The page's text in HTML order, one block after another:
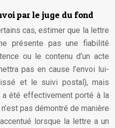
par le juge du fond
cas, estimer que la lettre
présente pas une fiabilité
ou le contenu d’un acte
pas en cause l’envoi lui-
et le suivi postal), mais
été effectivement porté à la
pas démontré de manière
lorsque la lettre a un